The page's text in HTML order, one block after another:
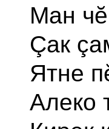
Ман
Çак
Ятне
Алеко